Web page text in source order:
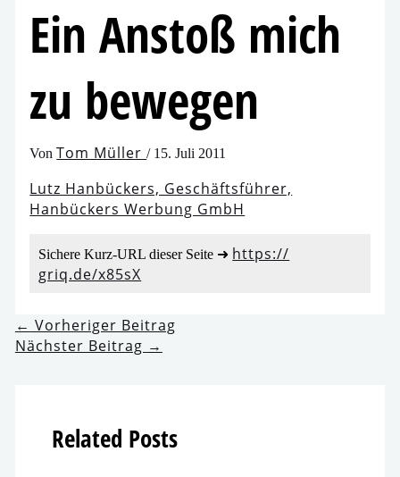
Ein Anstoß mich
zu bewegen
VonTom Müller/ 15. Juli 2011
Lutz Hanbückers, Geschäftsführer,
Hanbückers Werbung GmbH
Sichere Kurz-URL die­ser Seite ➜ https://​
griq​.de/​x​8​5sX
← Vorheriger Beitrag
Nächster Beitrag →
Related Posts